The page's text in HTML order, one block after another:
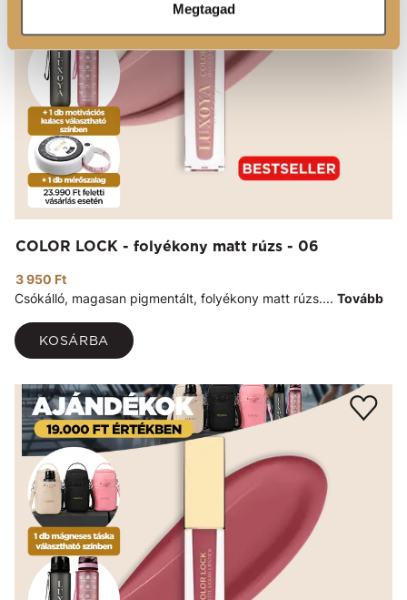
Megtagad
COLOR LOCK - folyékony matt rúzs - 06
3 950 Ft
Csókálló, magasan pigmentált, folyékony matt rúzs.... Tovább
KOSÁRBA